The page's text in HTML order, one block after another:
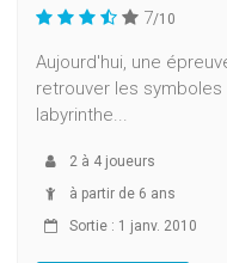
7/10
Aujourd'hui, une
retrouver les
labyrinthe...
2 à 4 joueurs
à partir de 6 ans
Sortie : 1 janv. 2010